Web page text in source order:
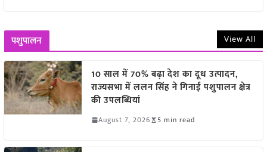
पशुपालन View All
10 साल में 70% बढ़ा देश का दूध उत्पादन,
राज्यसभा में ललन सिंह ने गिनाईं पशुपालन क्षेत्र
की उपलब्धियां
August 7, 2026 5 min read